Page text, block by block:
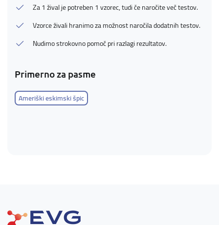
Za 1 žival je potreben 1 vzorec, tudi če naročite več testov.
Vzorce živali hranimo za možnost naročila dodatnih testov.
Nudimo strokovno pomoč pri razlagi rezultatov.
Primerno za pasme
Ameriški eskimski špic